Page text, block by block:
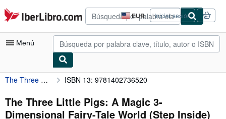
Pasar al contenido principal
IberLibro.com EUR
Preferencias
de
compra
del
Iniciar sesión
Menú
Mi cuenta
Consultar mis pedidos
Búsqueda avanzada
The Three Little Pigs: A Magic 3-Dimensional Fairy-Tale World (Step Inside) ISBN 13: 9781402736520
The Three Little Pigs: A Magic 3-
Dimensional Fairy-Tale World (Step Inside)